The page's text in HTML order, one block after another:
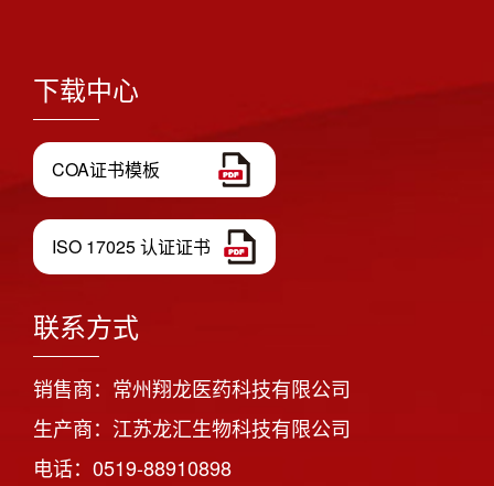
下载中心
COA证书模板
ISO 17025 认证证书
联系方式
销售商：常州翔龙医药科技有限公司
生产商：江苏龙汇生物科技有限公司
电话：0519-88910898